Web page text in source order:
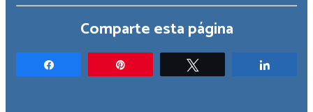
Comparte esta página